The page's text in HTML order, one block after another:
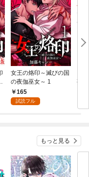
女王の烙印～滅びの国
の夜伽巫女～ 1
165
試読フル
熟
もっと見る